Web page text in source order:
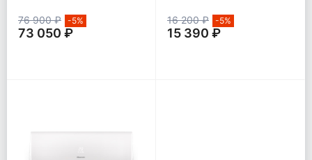
76 900 ₽ -5%
73 050 ₽
16 200 ₽ -5%
15 390 ₽